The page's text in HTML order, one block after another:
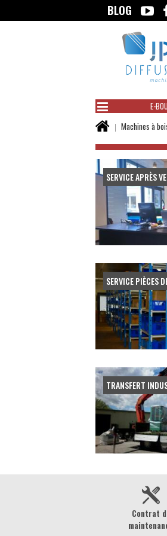
BLOG
E-
Vous
ici :
Machines à
SERVICE APRÈS
SERVICE PIÈCES
TRANSFERT
Contrat